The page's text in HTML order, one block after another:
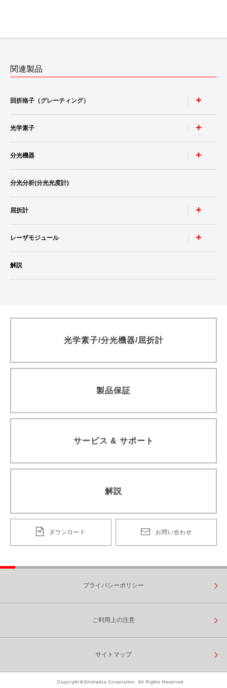
関連製品
回折格子（グレーティング）
モノクロメータ用凹面回折格子
トロイダル回折格子
平面ブレーズド ホログラフィック 回折格子
ラミナー型レプリカ回折格子（真空紫外・軟X線領域用）
光学素子
高耐性レーザミラー & レーザウィンドウ
ポルカドットビームスプリッタ
分光機器
小形分光器スペクトロメイト SPG-120シリーズ
分光分析(分光光度計)
分光分析(分光光度計)
屈折計
レーザモジュール
イプ
解説
光学素子/分光機器/屈折計
製品保証
サービス & サポート
解説
ダウンロード お問い合わせ
プライバシーポリシー
ご利用上の注意
サイトマップ